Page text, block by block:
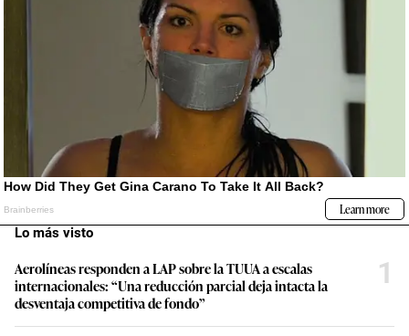
Lo más visto
Aerolíneas responden a LAP sobre la TUUA a escalas
internacionales: “Una reducción parcial deja intacta la
desventaja competitiva de fondo”
1